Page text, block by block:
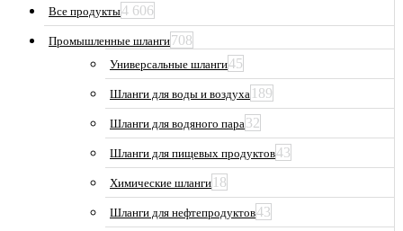
Все продукты4 606
Промышленные шланги708
Универсальные шланги45
Шланги для воды и воздуха 189
Шланги для водяного пара 32
Шланги для пищевых продуктов43
Химические шланги 18
Шланги для нефтепродуктов43